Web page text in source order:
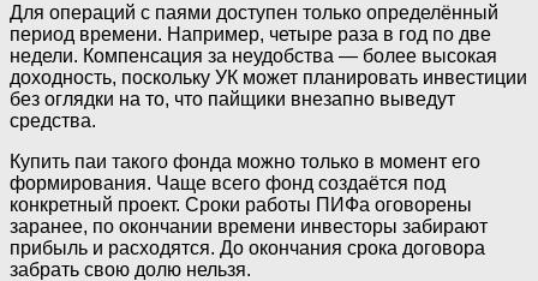
Для операций с паями доступен только определённый
период времени. Например, четыре раза в год по две
недели. Компенсация за неудобства — более высокая
доходность, поскольку УК может планировать инвестиции
без оглядки на то, что пайщики внезапно выведут
средства.
Купить паи такого фонда можно только в момент его
формирования. Чаще всего фонд создаётся под
конкретный проект. Сроки работы ПИФа оговорены
заранее, по окончании времени инвесторы забирают
прибыль и расходятся. До окончания срока договора
забрать свою долю нельзя.